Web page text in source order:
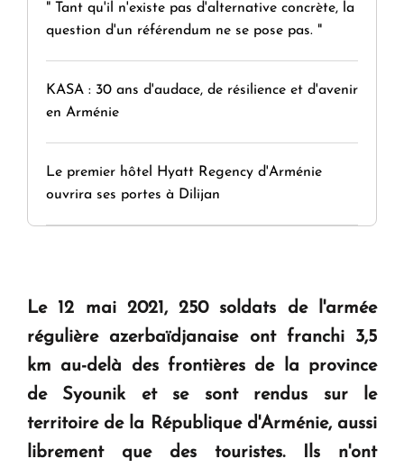
" Tant qu'il n'existe pas d'alternative concrète, la
question d'un référendum ne se pose pas. "
KASA : 30 ans d'audace, de résilience et d'avenir
en Arménie
Le premier hôtel Hyatt Regency d'Arménie
ouvrira ses portes à Dilijan
Le 12 mai 2021, 250 soldats de l'armée
régulière azerbaïdjanaise ont franchi 3,5
km au-delà des frontières de la province
de Syounik et se sont rendus sur le
territoire de la République d'Arménie, aussi
librement que des touristes. Ils n'ont